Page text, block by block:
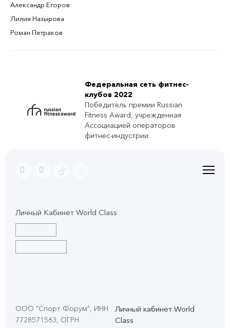
Александр Егоров
Лилия Назырова
Роман Петраков
Федеральная сеть фитнес-
клубов 2022
Победитель премии Russian
Fitness Award, учрежденная
Ассоциацией операторов
фитнес-индустрии.
Личный Кабинет World Class
ООО "Спорт Форум", ИНН
7728571563, ОГРН
Личный кабинет World
Class